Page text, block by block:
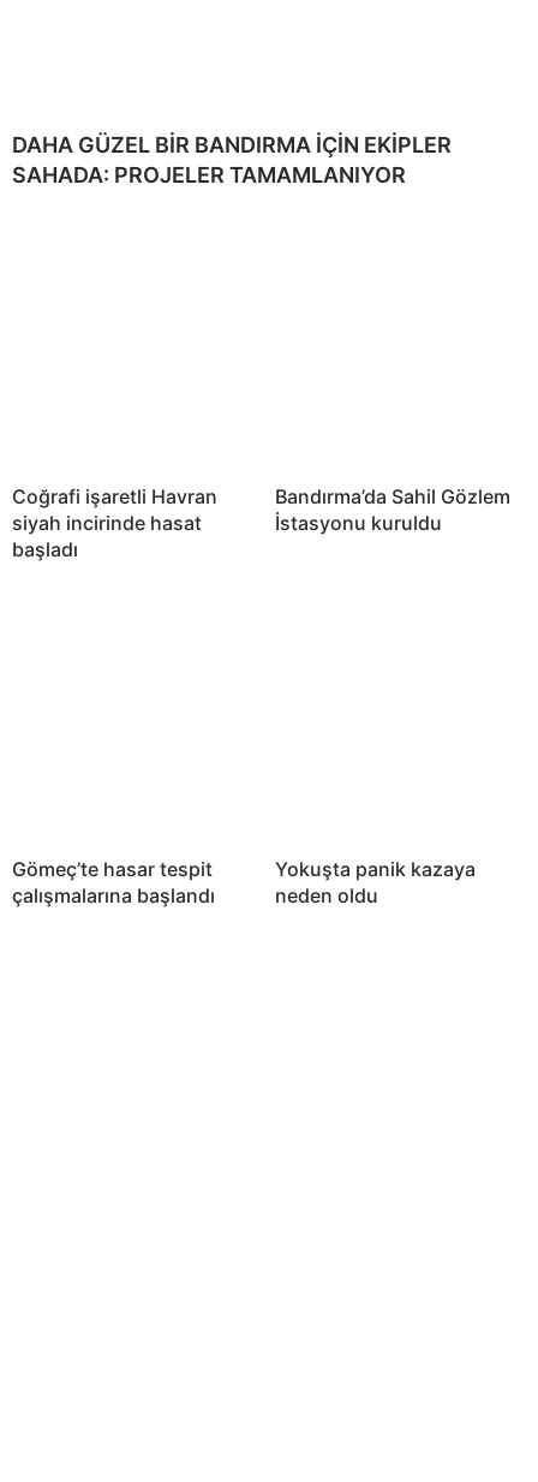
DAHA GÜZEL BİR BANDIRMA İÇİN EKİPLER
SAHADA: PROJELER TAMAMLANIYOR
Coğrafi işaretli Havran
siyah incirinde hasat
başladı
Bandırma’da Sahil Gözlem
İstasyonu kuruldu
Gömeç’te hasar tespit
çalışmalarına başlandı
Yokuşta panik kazaya
neden oldu